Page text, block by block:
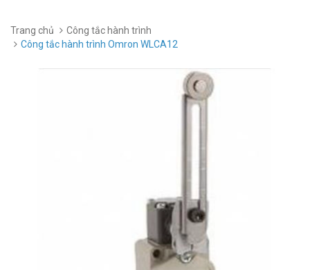
Trang chủ
Công tắc hành trình
Công tắc hành trình Omron WLCA12